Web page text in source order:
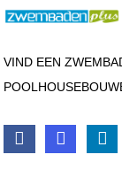
VIND EEN